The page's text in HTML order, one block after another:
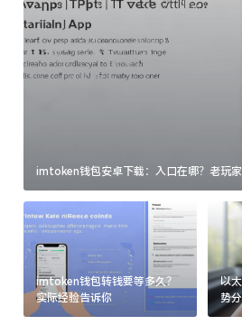
imtoken钱包安卓下载：入口在哪？老玩
imtoken钱包转钱要等多久？
实际经验告诉你
以
势
跌